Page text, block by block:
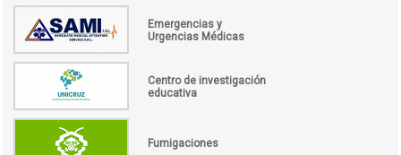
Emergencias y
Urgencias Médicas
Centro de investigación
educativa
Fumigaciones